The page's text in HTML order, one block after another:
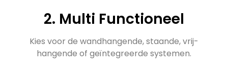
2. Multi Functioneel
Kies voor de wandhangende, staande, vrij-
hangende of geïntegreerde systemen.